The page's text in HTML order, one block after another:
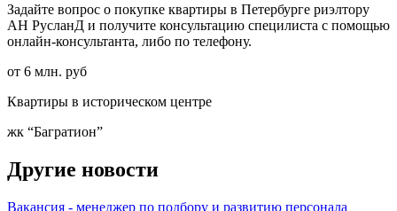
Задайте вопрос о покупке квартиры в Петербурге риэлтору
АН РусланД и получите консультацию специлиста с помощью
онлайн-консультанта, либо по телефону.
от 6 млн. руб
Квартиры в историческом центре
жк “Багратион”
Другие новости
Вакансия - менеджер по подбору и развитию персонала